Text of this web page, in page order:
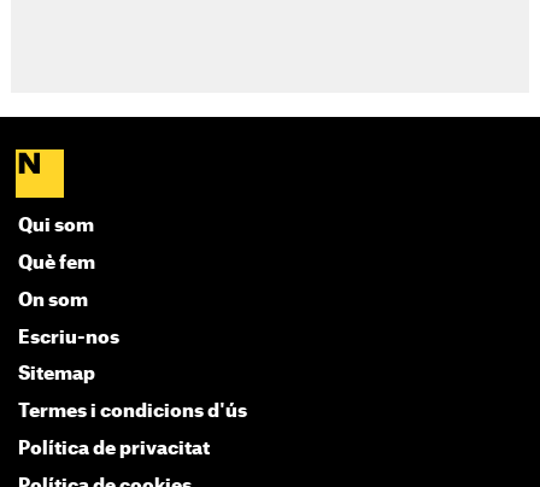
Qui som
Què fem
On som
Escriu-nos
Sitemap
Termes i condicions d'ús
Política de privacitat